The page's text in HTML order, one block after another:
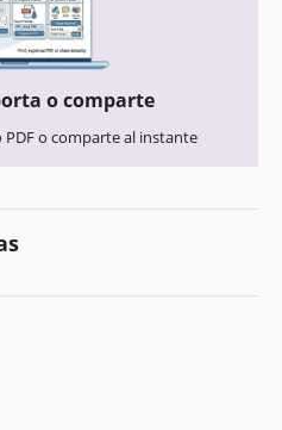
o comparte
o comparte al instante